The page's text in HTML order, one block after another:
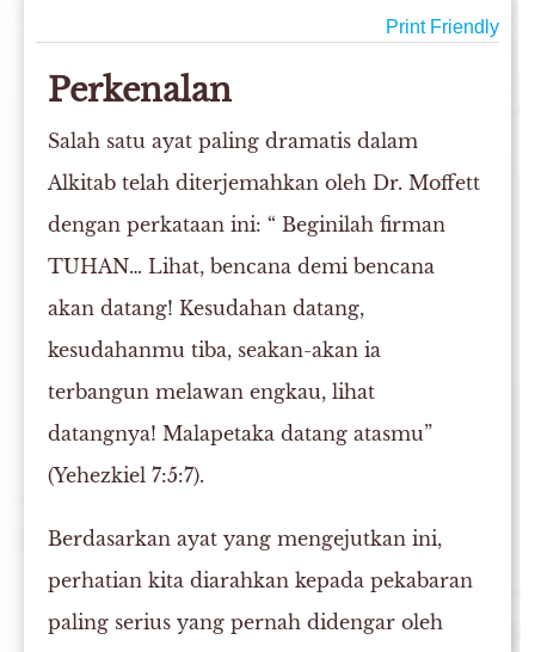
Print Friendly
Perkenalan
Salah satu ayat paling dramatis dalam
Alkitab telah diterjemahkan oleh Dr. Moffett
dengan perkataan ini: “ Beginilah firman
TUHAN… Lihat, bencana demi bencana
akan datang! Kesudahan datang,
kesudahanmu tiba, seakan-akan ia
terbangun melawan engkau, lihat
datangnya! Malapetaka datang atasmu”
(Yehezkiel 7:5:7).
Berdasarkan ayat yang mengejutkan ini,
perhatian kita diarahkan kepada pekabaran
paling serius yang pernah didengar oleh